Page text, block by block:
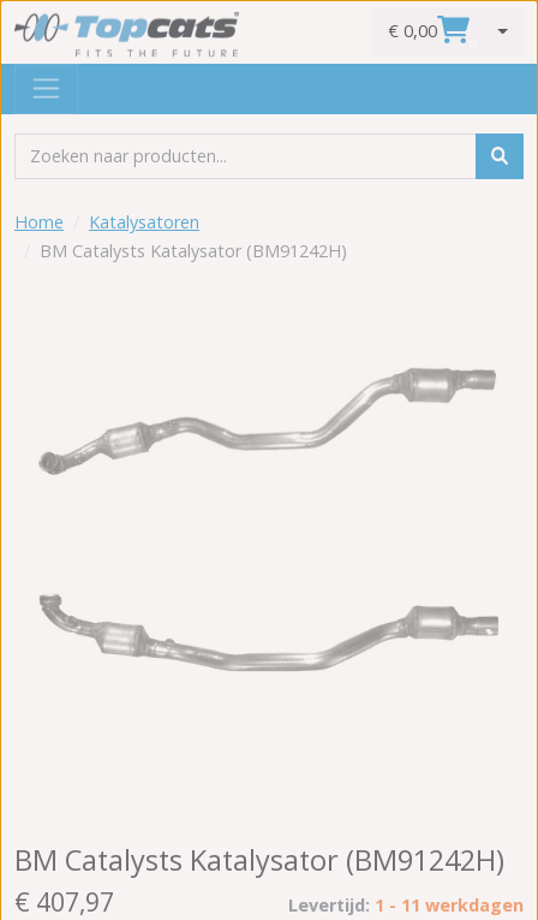
€ 0,00
Home
Katalysatoren
BM Catalysts Katalysator (BM91242H)
BM Catalysts Katalysator (BM91242H)
€ 407,97 Levertijd: 1 - 11 werkdagen